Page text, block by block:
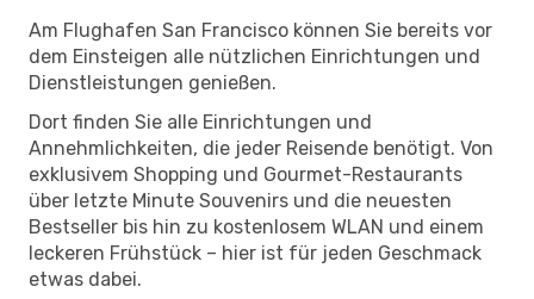
Am Flughafen San Francisco können Sie bereits vor
dem Einsteigen alle nützlichen Einrichtungen und
Dienstleistungen genießen.
Dort finden Sie alle Einrichtungen und
Annehmlichkeiten, die jeder Reisende benötigt. Von
exklusivem Shopping und Gourmet-Restaurants
über letzte Minute Souvenirs und die neuesten
Bestseller bis hin zu kostenlosem WLAN und einem
leckeren Frühstück – hier ist für jeden Geschmack
etwas dabei.